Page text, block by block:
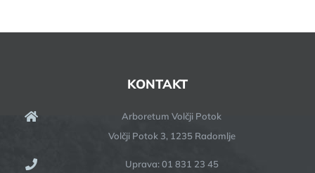
KONTAKT
Arboretum Volčji Potok
Volčji Potok 3, 1235 Radomlje
Uprava: 01 831 23 45